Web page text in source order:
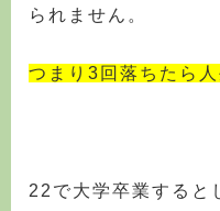
られません。
つまり3回落ちたら人
22で大学卒業すると